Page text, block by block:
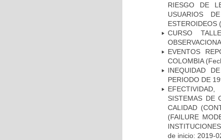
RIESGO DE
USUARIOS
ESTEROIDEOS
CURSO
EVENTOS
COLOMBIA
INEQUIDAD
PERIODO DE
SISTEMAS DE
CALIDAD
(FAILURE
de inicio: 2019-